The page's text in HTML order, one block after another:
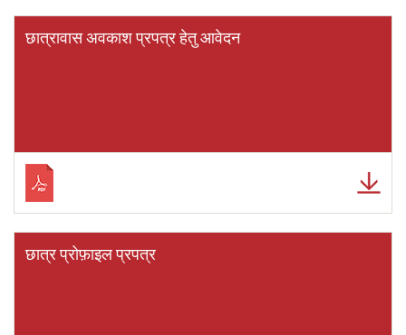
छात्रावास अवकाश प्रपत्र हेतु आवेदन
छात्र प्रोफ़ाइल प्रपत्र